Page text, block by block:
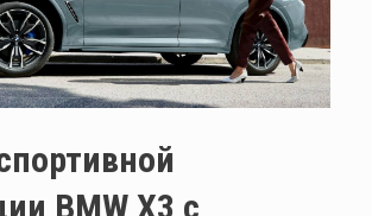
BMW X3 с